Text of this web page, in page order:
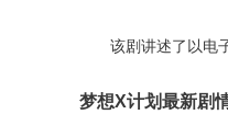
该剧讲述了以电
梦想X计划最新剧